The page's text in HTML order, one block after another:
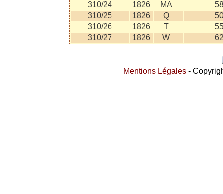
310/24
1826 MA
58
310/25
1826 Q
50
310/26
1826 T
55
310/27
1826 W 62
Mentions Légales -